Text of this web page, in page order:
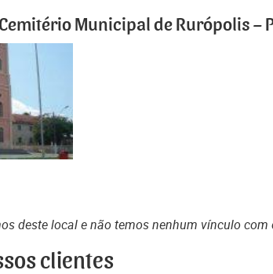
Municipal de Rurópolis –
deste local e não temos nenhum vínculo
clientes